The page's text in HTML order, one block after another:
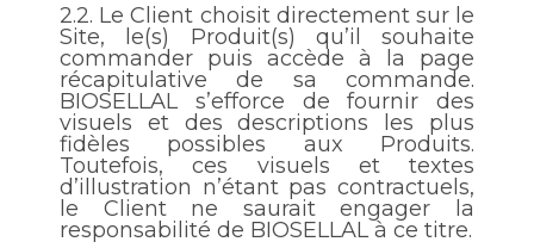
2.2. Le Client choisit directement sur le
Site, le(s) Produit(s) qu’il souhaite
commander puis accède à la page
récapitulative de sa commande.
BIOSELLAL s’efforce de fournir des
visuels et des descriptions les plus
fidèles possibles aux Produits.
Toutefois, ces visuels et textes
d’illustration n’étant pas contractuels,
le Client ne saurait engager la
responsabilité de BIOSELLAL à ce titre.